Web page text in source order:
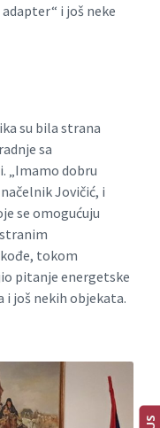
i još neke
su bila strana
sa
„Imamo dobru
Jovičić, i
se omogućuju
tokom
pitanje energetske
još nekih objekata.